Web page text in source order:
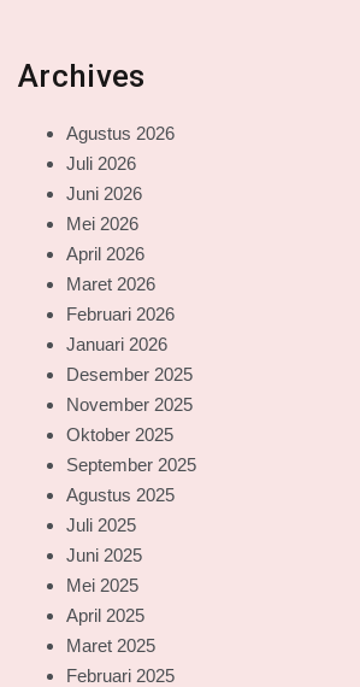
Archives
Agustus 2026
Juli 2026
Juni 2026
Mei 2026
April 2026
Maret 2026
Februari 2026
Januari 2026
Desember 2025
November 2025
Oktober 2025
September 2025
Agustus 2025
Juli 2025
Juni 2025
Mei 2025
April 2025
Maret 2025
Februari 2025